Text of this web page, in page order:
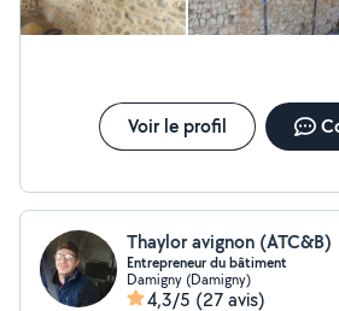
Voir le profil
Thaylor avignon (ATC&B)
Entrepreneur du bâtiment
Damigny (Damigny)
4,3/5 (27 avis)